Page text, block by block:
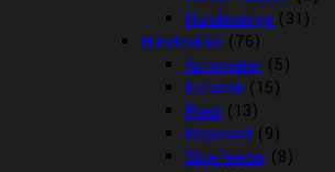
Hundesenge (31)
Hundeskåle (76)
Automater (5)
Keramik (15)
Plast (13)
Rejsesæt (9)
Slowfeeder (8)